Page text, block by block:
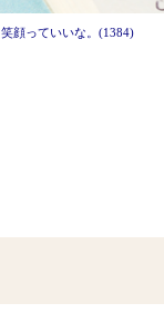
笑顔っていいな。(1384)